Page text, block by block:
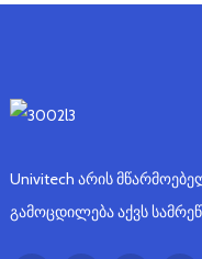
Univitech არის
გამოცდილება აქვს